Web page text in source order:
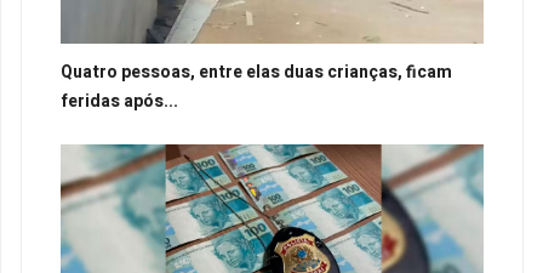
Quatro pessoas, entre elas duas crianças, ficam
feridas após...